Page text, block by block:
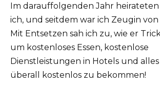
Im darauffolgenden Jahr
ich, und seitdem war ich Zeugin von
Mit Entsetzen sah ich zu, wie er
um kostenloses Essen, kostenlose
Dienstleistungen in Hotels und
überall kostenlos zu bekommen!